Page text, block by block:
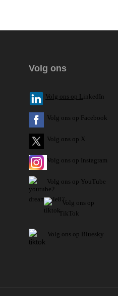
Volg ons
Volg ons op L inkedIn
Volg ons op Facebook
Volg ons op X
Volg ons op Instagram
Volg ons op YouTube
Volg ons op
TikTok
Volg ons op Bluesky